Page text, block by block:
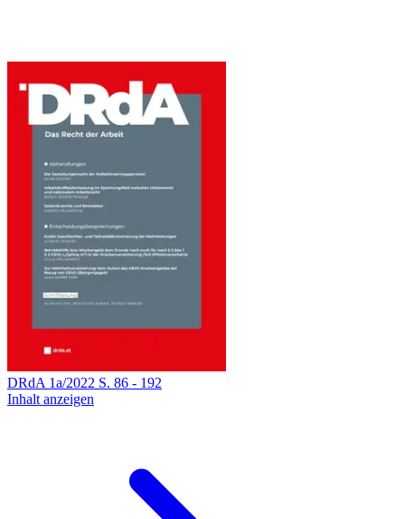
DRdA 1a/2022 S. 86 - 192
Inhalt anzeigen